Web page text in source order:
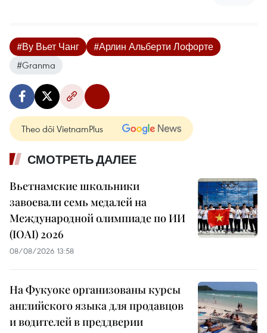
#Ву Вьет Чанг
#Арлин Альберти Лофорте
#Granma
Theo dõi VietnamPlus
СМОТРЕТЬ ДАЛЕЕ
Вьетнамские школьники
завоевали семь медалей на
Международной олимпиаде по ИИ
(IOAI) 2026
08/08/2026 13:58
На Фукуоке организованы курсы
английского языка для продавцов
и водителей в преддверии